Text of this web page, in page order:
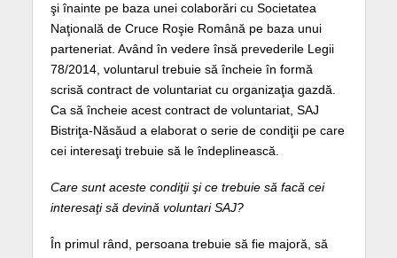
şi înainte pe baza unei colaborări cu Societatea
Naţională de Cruce Roşie Română pe baza unui
parteneriat. Având în vedere însă prevederile Legii
78/2014, voluntarul trebuie să încheie în formă
scrisă contract de voluntariat cu organizaţia gazdă.
Ca să încheie acest contract de voluntariat, SAJ
Bistriţa-Năsăud a elaborat o serie de condiţii pe care
cei interesaţi trebuie să le îndeplinească.
Care sunt aceste condiţii şi ce trebuie să facă cei
interesaţi să devină voluntari SAJ?
În primul rând, persoana trebuie să fie majoră, să